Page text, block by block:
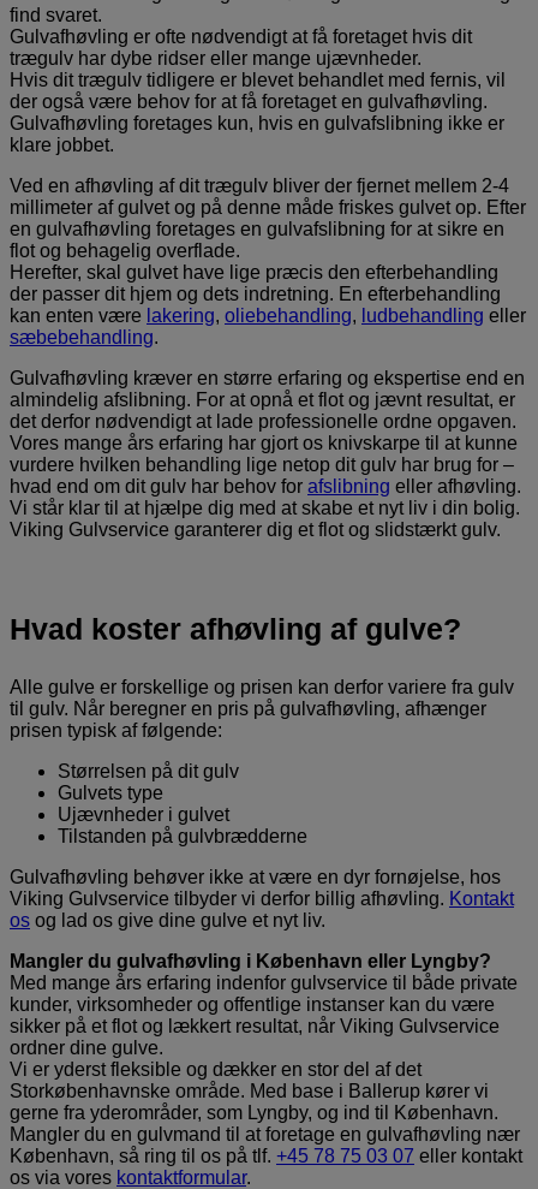
find svaret.
Gulvafhøvling er ofte nødvendigt at få foretaget hvis dit
trægulv har dybe ridser eller mange ujævnheder.
Hvis dit trægulv tidligere er blevet behandlet med fernis, vil
der også være behov for at få foretaget en gulvafhøvling.
Gulvafhøvling foretages kun, hvis en gulvafslibning ikke er
klare jobbet.
Ved en afhøvling af dit trægulv bliver der fjernet mellem 2-4
millimeter af gulvet og på denne måde friskes gulvet op. Efter
en gulvafhøvling foretages en gulvafslibning for at sikre en
flot og behagelig overflade.
Herefter, skal gulvet have lige præcis den efterbehandling
der passer dit hjem og dets indretning. En efterbehandling
kan enten være lakering, oliebehandling, ludbehandling eller
sæbebehandling.
Gulvafhøvling kræver en større erfaring og ekspertise end en
almindelig afslibning. For at opnå et flot og jævnt resultat, er
det derfor nødvendigt at lade professionelle ordne opgaven.
Vores mange års erfaring har gjort os knivskarpe til at kunne
vurdere hvilken behandling lige netop dit gulv har brug for –
hvad end om dit gulv har behov for afslibning eller afhøvling.
Vi står klar til at hjælpe dig med at skabe et nyt liv i din bolig.
Viking Gulvservice garanterer dig et flot og slidstærkt gulv.
Hvad koster afhøvling af gulve?
Alle gulve er forskellige og prisen kan derfor variere fra gulv
til gulv. Når beregner en pris på gulvafhøvling, afhænger
prisen typisk af følgende:
Størrelsen på dit gulv
Gulvets type
Ujævnheder i gulvet
Tilstanden på gulvbrædderne
Gulvafhøvling behøver ikke at være en dyr fornøjelse, hos
Viking Gulvservice tilbyder vi derfor billig afhøvling. Kontakt
os og lad os give dine gulve et nyt liv.
Mangler du gulvafhøvling i København eller Lyngby?
Med mange års erfaring indenfor gulvservice til både private
kunder, virksomheder og offentlige instanser kan du være
sikker på et flot og lækkert resultat, når Viking Gulvservice
ordner dine gulve.
Vi er yderst fleksible og dækker en stor del af det
Storkøbenhavnske område. Med base i Ballerup kører vi
gerne fra yderområder, som Lyngby, og ind til København.
Mangler du en gulvmand til at foretage en gulvafhøvling nær
København, så ring til os på tlf. +45 78 75 03 07 eller kontakt
os via vores kontaktformular.